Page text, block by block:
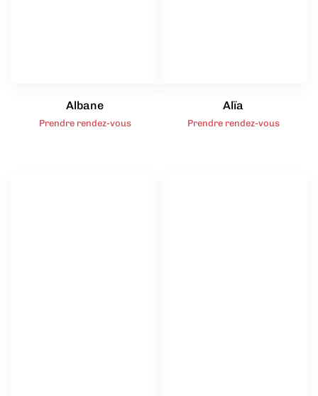
Albane
Prendre rendez-vous
Alïa
Prendre rendez-vous